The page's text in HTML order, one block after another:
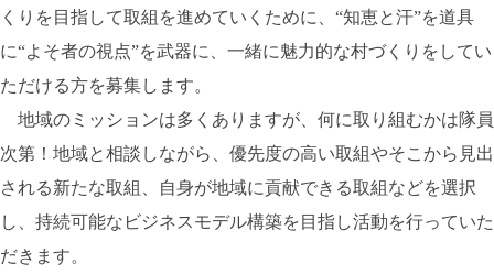
くりを目指して取組を進めていくために、“知恵と汗”を道具
に“よそ者の視点”を武器に、一緒に魅力的な村づくりをしてい
ただける方を募集します。
地域のミッションは多くありますが、何に取り組むかは隊員
次第！地域と相談しながら、優先度の高い取組やそこから見出
される新たな取組、自身が地域に貢献できる取組などを選択
し、持続可能なビジネスモデル構築を目指し活動を行っていた
だきます。